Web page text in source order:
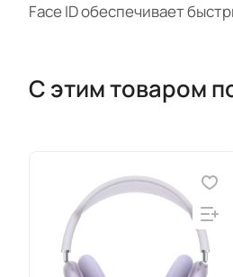
Face ID обеспечивает
С этим товаром